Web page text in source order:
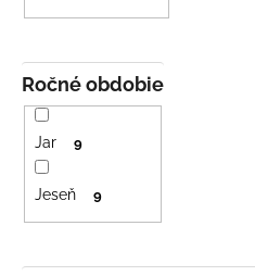
Ročné obdobie
Jar 9
Jeseň 9